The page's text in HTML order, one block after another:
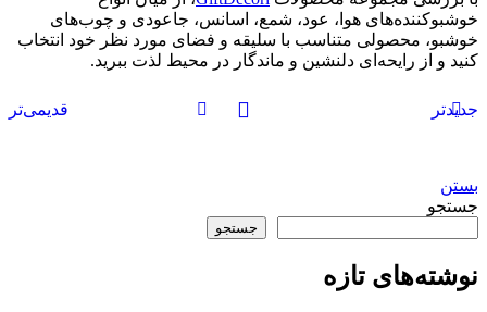
خوشبوکننده‌های هوا، عود، شمع، اسانس، جاعودی و چوب‌های
خوشبو، محصولی متناسب با سلیقه و فضای مورد نظر خود انتخاب
کنید و از رایحه‌ای دلنشین و ماندگار در محیط لذت ببرید.
جدیدتر قدیمی‌تر
بستن
جستجو
جستجو
نوشته‌های تازه